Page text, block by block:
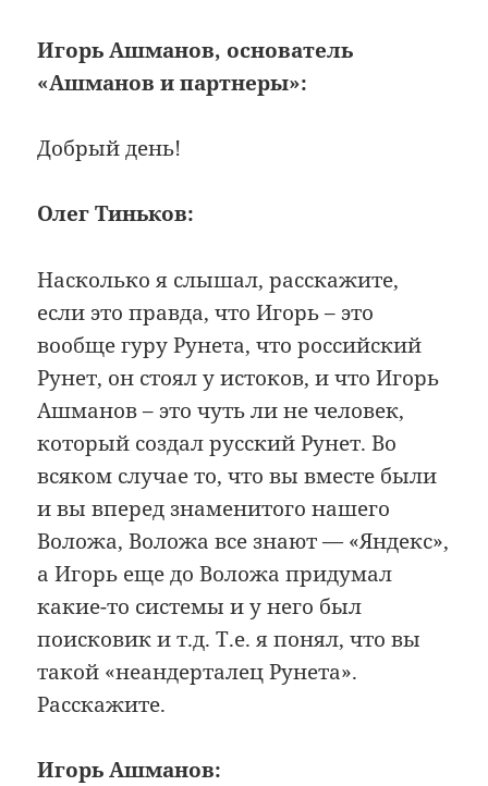
Игорь Ашманов, основатель
«Ашманов и партнеры»:
Добрый день!
Олег Тиньков:
Насколько я слышал, расскажите,
если это правда, что Игорь – это
вообще гуру Рунета, что российский
Рунет, он стоял у истоков, и что Игорь
Ашманов – это чуть ли не человек,
который создал русский Рунет. Во
всяком случае то, что вы вместе были
и вы вперед знаменитого нашего
Воложа, Воложа все знают — «Яндекс»,
а Игорь еще до Воложа придумал
какие-то системы и у него был
поисковик и т.д. Т.е. я понял, что вы
такой «неандерталец Рунета».
Расскажите.
Игорь Ашманов: